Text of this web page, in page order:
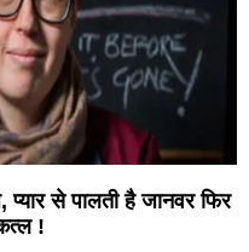
से पालती है जानवर फिर
!